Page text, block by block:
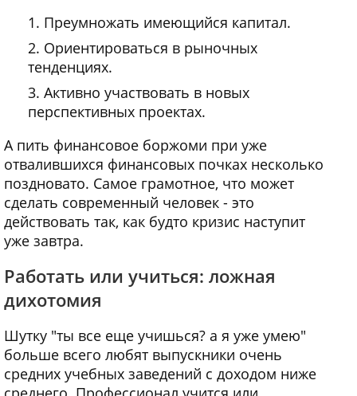
Преумножать имеющийся капитал.
Ориентироваться в рыночных
тенденциях.
Активно участвовать в новых
перспективных проектах.
А пить финансовое боржоми при уже
отвалившихся финансовых почках несколько
поздновато. Самое грамотное, что может
сделать современный человек - это
действовать так, как будто кризис наступит
уже завтра.
Работать или учиться: ложная
дихотомия
Шутку "ты все еще учишься? а я уже умею"
больше всего любят выпускники очень
средних учебных заведений с доходом ниже